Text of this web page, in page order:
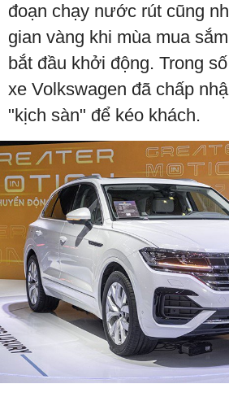
đoạn chạy nước rút cũng
gian vàng khi mùa mua
bắt đầu khởi động. Trong
xe Volkswagen đã chấp
"kịch sàn" để kéo khách.